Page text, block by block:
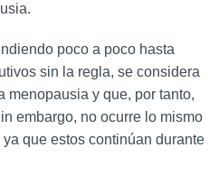
poco a poco hasta
sin la regla, se considera
menopausia y que, por tanto,
embargo, no ocurre lo mismo
que estos continúan durante